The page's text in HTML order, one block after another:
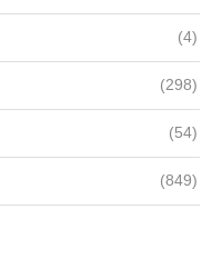
(4)
(298)
(54)
(849)